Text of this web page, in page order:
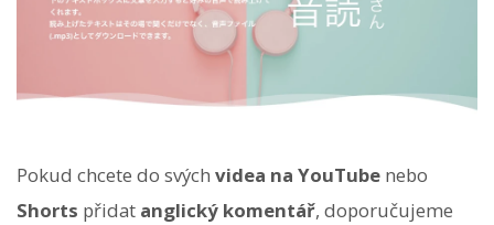
Pokud chcete do svých videa na YouTube nebo
Shorts přidat anglický komentář, doporučujeme